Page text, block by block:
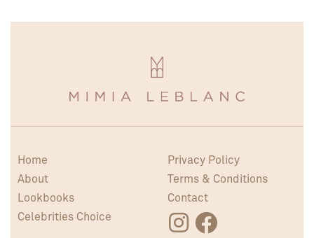
Home
About
Lookbooks
Celebrities Choice
Privacy Policy
Terms & Conditions
Contact